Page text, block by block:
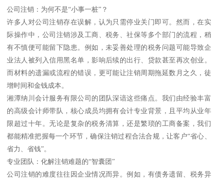
公司注销：为何不是“小事一桩”？
许多人对公司注销存在误解，认为只需停业关门即可。然而，在实
际操作中，公司注销涉及工商、税务、社保等多个部门的流程，稍
有不慎便可能留下隐患。例如，未妥善处理的税务问题可能导致企
业法人被列入信用黑名单，影响后续的出行、贷款甚至再次创业。
而材料的遗漏或流程的错误，更可能让注销周期拖延数月之久，徒
增时间和金钱成本。
湘潭纳川会计服务有限公司的团队深谙这些痛点。我们由经验丰富
的高级会计师带队，核心成员均拥有会计专业背景，且平均从业年
限超过十年。无论是复杂的税务清算，还是繁琐的工商备案，我们
都能精准把握每一个环节，确保注销过程合法合规，让客户“省心、
省力、省钱”。
专业团队：化解注销难题的“智囊团”
公司注销的难度往往因企业情况而异。例如，有债务遗留、税务异